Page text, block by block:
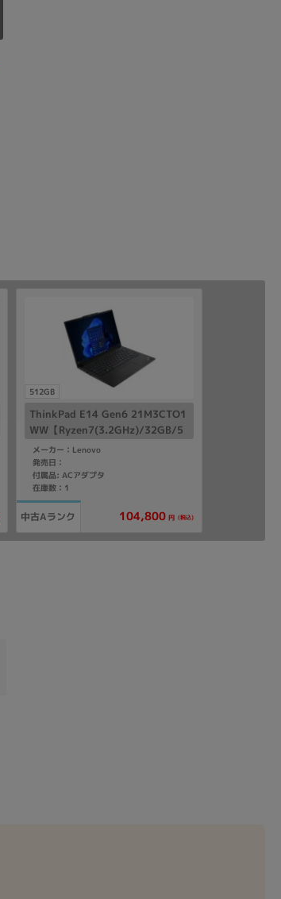
512GB
ThinkPad E14 Gen6 21M3CTO1
WW【Ryzen7(3.2GHz)/32GB/5
12GB SSD/Win11Home】
メーカー：Lenovo
発売日：
付属品: ACアダプタ
在庫数：1
中古Aランク 104,800 円 (税込)